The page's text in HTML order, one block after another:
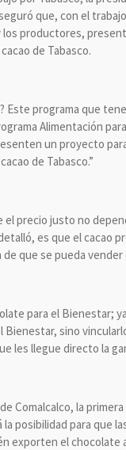
que, con el
productores,
de Tabasco.
Este programa que
Alimentación
un proyecto
de Tabasco.”
el precio justo no
es que el cacao
que se pueda
para el Bienestar;
Bienestar, sino
les llegue directo la
Comalcalco, la
posibilidad para que
exporten el chocolate